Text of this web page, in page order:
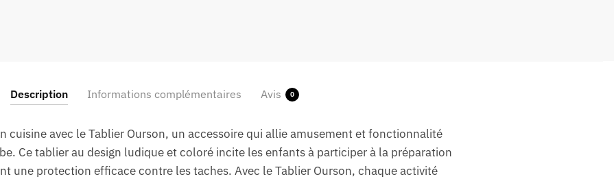
Description Informations complémentaires Avis 0
cuisine avec le Tablier Ourson, un accessoire qui allie amusement et fonctionnalité
Ce tablier au design ludique et coloré incite les enfants à participer à la préparation
une protection efficace contre les taches. Avec le Tablier Ourson, chaque activité